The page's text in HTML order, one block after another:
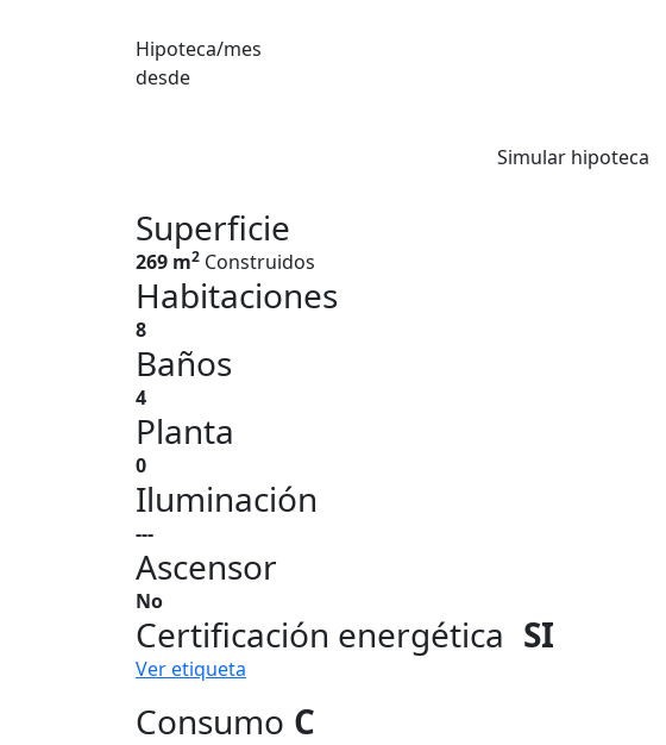
Hipoteca/mes
desde
Simular hipoteca
Superficie
269 m2 Construidos
Habitaciones
8
Baños
4
Planta
0
Iluminación
---
Ascensor
No
Certificación energética SI
Ver etiqueta
Consumo C